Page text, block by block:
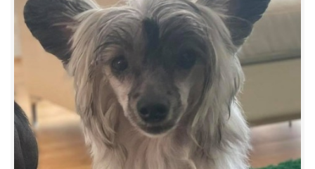
KONTAKT